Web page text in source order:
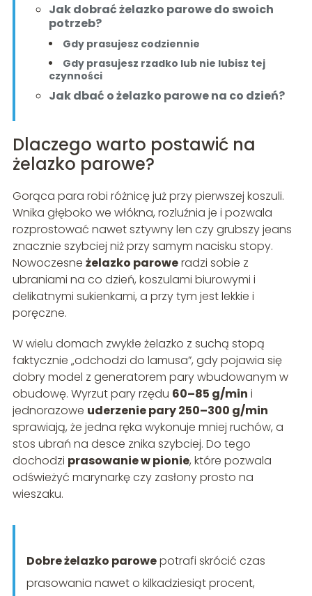
Jak dobrać żelazko parowe do swoich
potrzeb?
Gdy prasujesz codziennie
Gdy prasujesz rzadko lub nie lubisz tej
czynności
Jak dbać o żelazko parowe na co dzień?
Dlaczego warto postawić na
żelazko parowe?
Gorąca para robi różnicę już przy pierwszej koszuli.
Wnika głęboko we włókna, rozluźnia je i pozwala
rozprostować nawet sztywny len czy grubszy jeans
znacznie szybciej niż przy samym nacisku stopy.
Nowoczesne żelazko paroweradzi sobie z
ubraniami na co dzień, koszulami biurowymi i
delikatnymi sukienkami, a przy tym jest lekkie i
poręczne.
W wielu domach zwykłe żelazko z suchą stopą
faktycznie „odchodzi do lamusa”, gdy pojawia się
dobry model z generatorem pary wbudowanym w
obudowę. Wyrzut pary rzędu 60–85 g/min i
jednorazowe uderzenie pary 250–300 g/min
sprawiają, że jedna ręka wykonuje mniej ruchów, a
stos ubrań na desce znika szybciej. Do tego
dochodzi prasowanie w pionie, które pozwala
odświeżyć marynarkę czy zasłony prosto na
wieszaku.
Dobre żelazko parowepotrafi skrócić czas
prasowania nawet o kilkadziesiąt procent,